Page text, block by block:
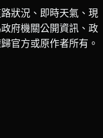
狀況、即時天氣、現
府機關公開資訊、政
官方或原作者所有。